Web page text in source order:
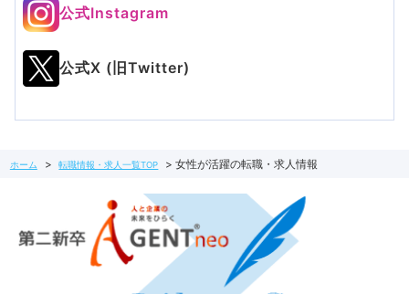
公式Instagram
公式X (旧Twitter)
ホーム 転職情報・求人一覧TOP 女性が活躍の転職・求人情報